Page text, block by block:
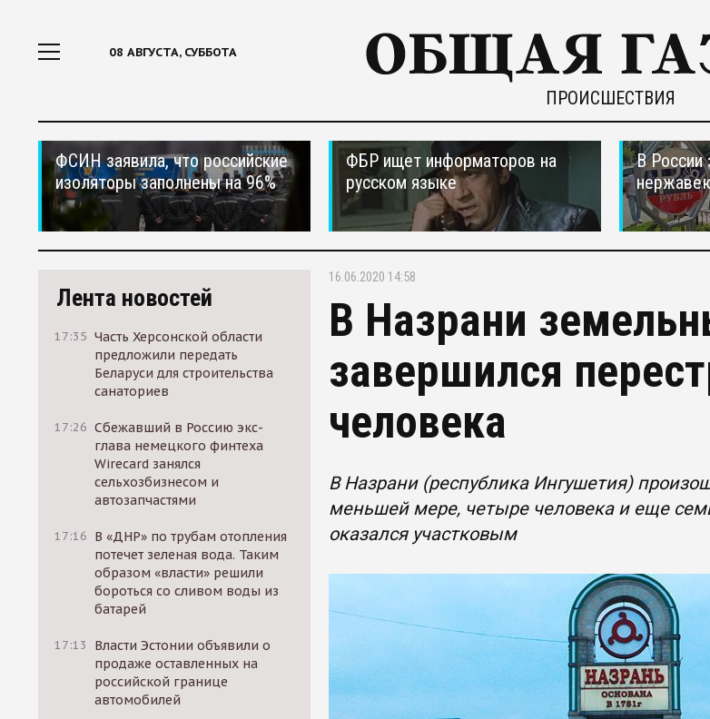
08 АВГУСТА, СУББОТА
ПРОИСШЕСТВИЯ
ФСИН заявила, что российские
изоляторы заполнены на 96%
ФБР ищет информаторов на
русском языке
В России
Лента новостей
17:35 Часть Херсонской области
предложили передать
Беларуси для строительства
санаториев
17:26 Сбежавший в Россию экс-
глава немецкого финтеха
Wirecard занялся
сельхозбизнесом и
автозапчастями
17:16 В «ДНР» по трубам отопления
потечет зеленая вода. Таким
образом «власти» решили
бороться со сливом воды из
батарей
17:13
Власти Эстонии объявили о
продаже оставленных на
российской границе
автомобилей
16.06.2020 14:58
В Назрани
завершился
человека
В Назрани (республика Ингушетия)
меньшей мере, четыре человека и еще
оказался участковым